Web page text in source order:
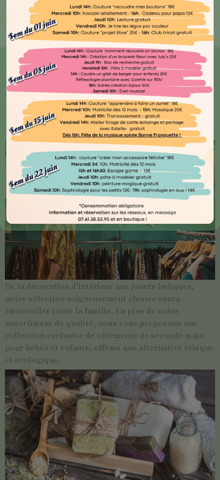
Bout'🖤 Kocoon
Chez Kocoon Family, chaque détail compte ! Plongez
dans notre univers où qualité et originalité se
rencontrent. Explorez notre vaste gamme de produits
conçus avec amour par des artisans normands ou
français, ainsi que des marques renommées telles que
Djego et Le Petit Souk.
De la décoration d’intérieur aux jouets ludiques,
notre sélection soigneusement choisie saura
émerveiller toute la famille. En plus de notre
assortiment de qualité, nous vous proposons une
collection exclusive de vêtements de seconde main
pour bébés et enfants, offrant une alternative éthique
et écologique.